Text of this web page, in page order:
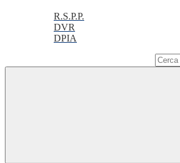
R.S.P.P.
DVR
DPIA